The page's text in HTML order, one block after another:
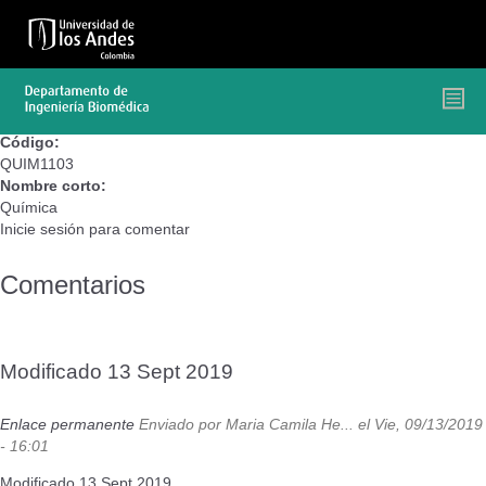
contenido
Código:
QUIM1103
Nombre corto:
Química
Inicie sesión para comentar
Comentarios
Modificado 13 Sept 2019
Enlace permanente Enviado por Maria Camila He...
el Vie, 09/13/2019
- 16:01